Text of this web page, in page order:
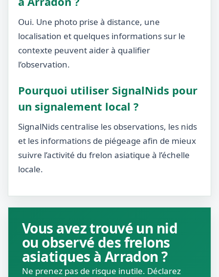
Oui. Une photo prise à distance, une
localisation et quelques informations sur le
contexte peuvent aider à qualifier
l’observation.
Pourquoi utiliser SignalNids pour
un signalement local ?
SignalNids centralise les observations, les nids
et les informations de piégeage afin de mieux
suivre l’activité du frelon asiatique à l’échelle
locale.
Vous avez trouvé un nid
ou observé des frelons
asiatiques à Arradon ?
Ne prenez pas de risque inutile. Déclarez